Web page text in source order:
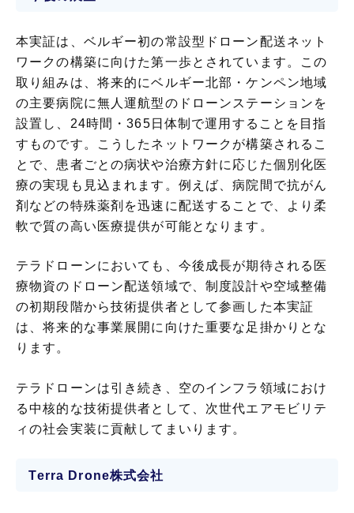
本実証は、ベルギー初の常設型ドローン配送ネット
ワークの構築に向けた第一歩とされています。この
取り組みは、将来的にベルギー北部・ケンペン地域
の主要病院に無人運航型のドローンステーションを
設置し、24時間・365日体制で運用することを目指
すものです。こうしたネットワークが構築されるこ
とで、患者ごとの病状や治療方針に応じた個別化医
療の実現も見込まれます。例えば、病院間で抗がん
剤などの特殊薬剤を迅速に配送することで、より柔
軟で質の高い医療提供が可能となります。
テラドローンにおいても、今後成長が期待される医
療物資のドローン配送領域で、制度設計や空域整備
の初期段階から技術提供者として参画した本実証
は、将来的な事業展開に向けた重要な足掛かりとな
ります。
テラドローンは引き続き、空のインフラ領域におけ
る中核的な技術提供者として、次世代エアモビリテ
ィの社会実装に貢献してまいります。
Terra Drone株式会社